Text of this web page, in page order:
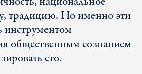
традицию. Но именно эти
инструментом
общественным сознанием
его.